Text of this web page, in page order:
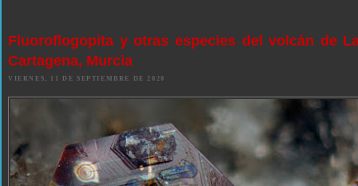
Fluoroflogopita y otras especies del volcán de
Cartagena, Murcia
VIERNES, 11 DE SEPTIEMBRE DE 2020